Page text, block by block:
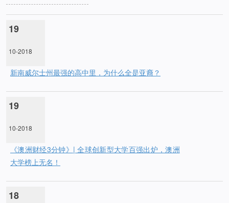
19
10-2018
新南威尔士州最强的高中里，为什么全是亚裔？
19
10-2018
《澳洲财经3分钟》| 全球创新型大学百强出炉，澳洲
大学榜上无名！
18